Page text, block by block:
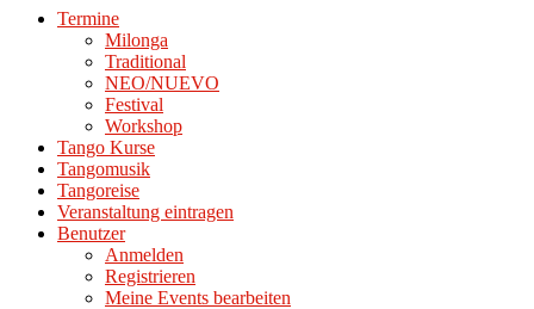
Termine
Milonga
Traditional
NEO/NUEVO
Festival
Workshop
Tango Kurse
Tangomusik
Tangoreise
Veranstaltung eintragen
Benutzer
Anmelden
Registrieren
Meine Events bearbeiten